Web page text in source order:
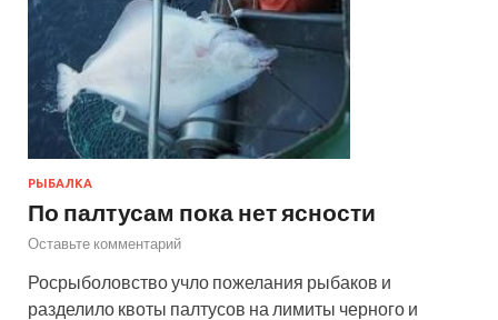
РЫБАЛКА
По палтусам пока нет ясности
Оставьте комментарий
Росрыболовство учло пожелания рыбаков и
разделило квоты палтусов на лимиты черного и